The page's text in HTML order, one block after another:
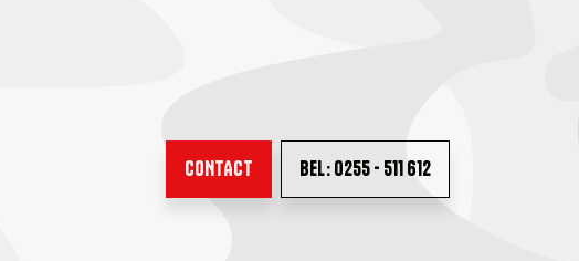
CONTACT BEL: 0255 - 511 612